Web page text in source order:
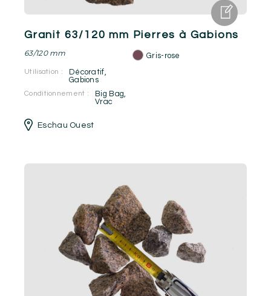
Granit 63/120 mm Pierres à Gabions
63/120 mm Gris-rose
Utilisation : Décoratif
Gabions
Conditionnement : Big Bag
Vrac
Eschau Ouest